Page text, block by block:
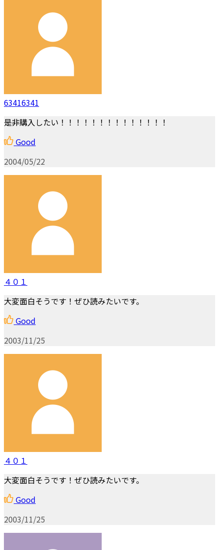
63416341
是非購入したい！！！！！！！！！！！！！！
Good
2004/05/22
４０１
大変面白そうです！ぜひ読みたいです。
Good
2003/11/25
４０１
大変面白そうです！ぜひ読みたいです。
Good
2003/11/25